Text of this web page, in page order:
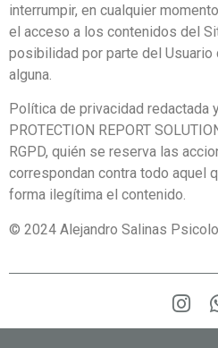
interrumpir, en cualquier
el acceso a los contenidos del
posibilidad por parte del
alguna.
Política de privacidad redactada
PROTECTION REPORT
RGPD, quién se reserva las
correspondan contra todo aquel
forma ilegítima el contenido.
© 2024 Alejandro Salinas